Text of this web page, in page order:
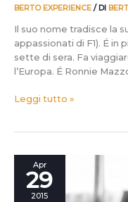
BERTO EXPERIENCE / DI
Il suo nome tradisce la
appassionati di F1). É
sette di sera. Fa
l’Europa. É Ronnie
Leggi tutto »
Apr
29
2015
Berto40:
Maurizio
Riva,